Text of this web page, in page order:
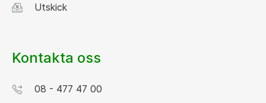
Utskick
Kontakta oss
08 - 477 47 00